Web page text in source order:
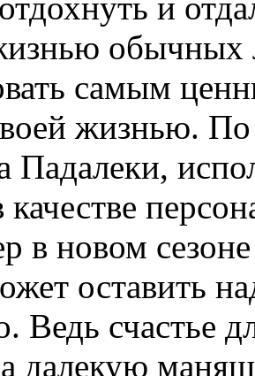
обычных
самым
жизнью.
Падалеки,
качестве
в новом
оставить
Ведь счастье
далекую